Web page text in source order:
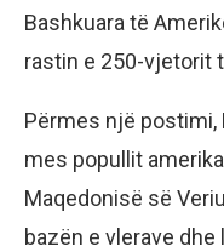
Bashkuara të
rastin e 250-vjetorit
Përmes një
mes popullit
Maqedonisë së
bazën e vlerave